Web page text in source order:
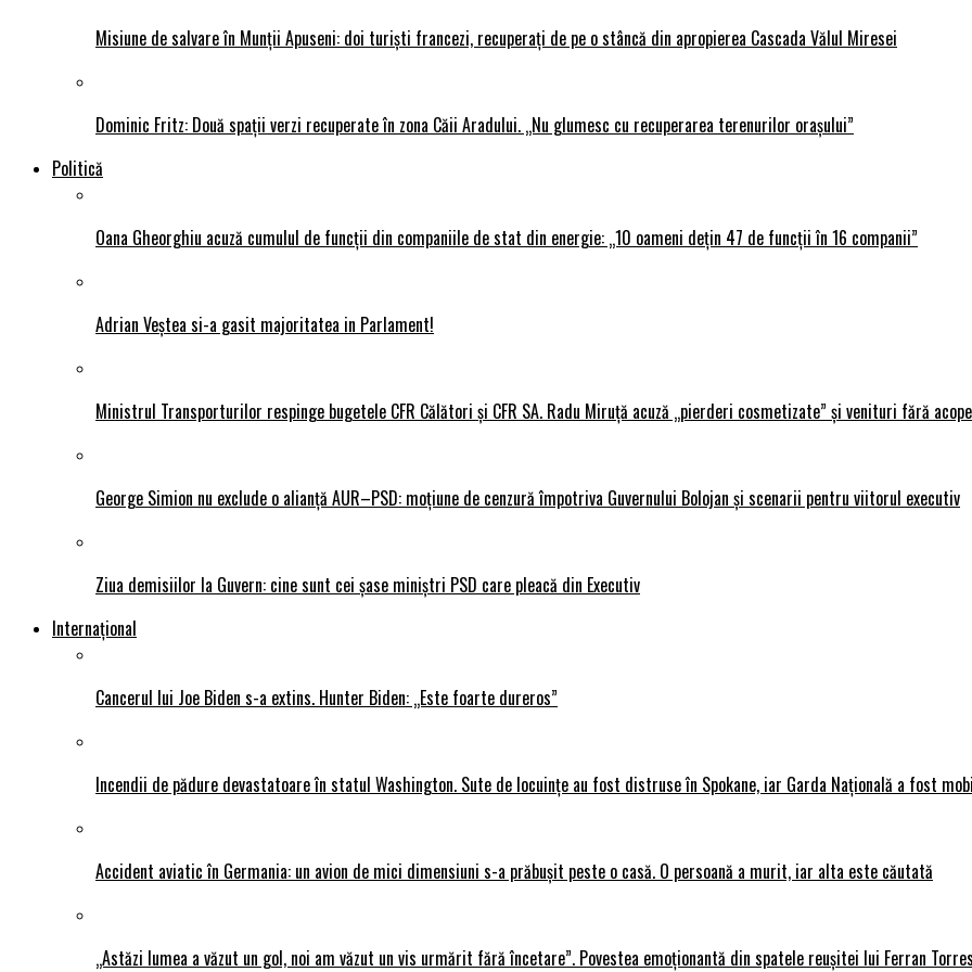
Misiune de salvare în Munții Apuseni: doi turiști francezi, recuperați de pe o stâncă din apropierea Cascada Vălul Miresei
Dominic Fritz: Două spații verzi recuperate în zona Căii Aradului. „Nu glumesc cu recuperarea terenurilor orașului”
Politică
Oana Gheorghiu acuză cumulul de funcții din companiile de stat din energie: „10 oameni dețin 47 de funcții în 16 companii”
Adrian Veștea si-a gasit majoritatea in Parlament!
Ministrul Transporturilor respinge bugetele CFR Călători și CFR SA. Radu Miruță acuză „pierderi cosmetizate” și venituri fără
George Simion nu exclude o alianță AUR–PSD: moțiune de cenzură împotriva Guvernului Bolojan și scenarii pentru viitorul executiv
Ziua demisiilor la Guvern: cine sunt cei șase miniștri PSD care pleacă din Executiv
Internațional
Cancerul lui Joe Biden s-a extins. Hunter Biden: „Este foarte dureros”
Incendii de pădure devastatoare în statul Washington. Sute de locuințe au fost distruse în Spokane, iar Garda Națională a fost
Accident aviatic în Germania: un avion de mici dimensiuni s-a prăbușit peste o casă. O persoană a murit, iar alta este căutată
„Astăzi lumea a văzut un gol, noi am văzut un vis urmărit fără încetare”. Povestea emoționantă din spatele reușitei lui Ferran